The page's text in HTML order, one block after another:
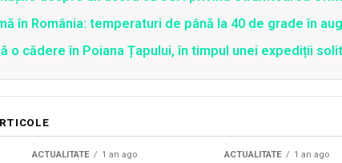
în România: temperaturi de până la 40 de grade în
o cădere în Poiana Țapului, în timpul unei expediții
ACTUALITATE 1 an ago ACTUALITATE 1 an ago